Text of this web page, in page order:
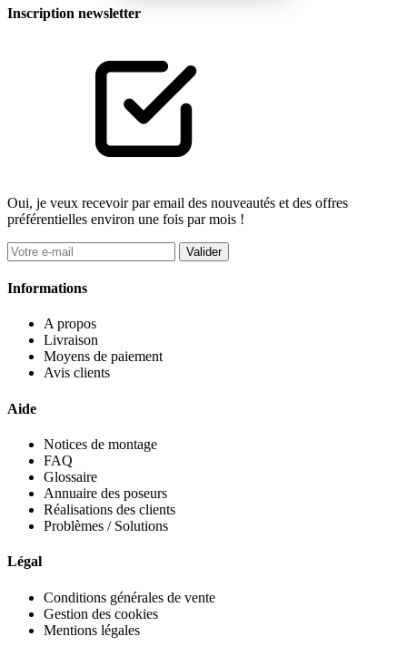
Inscription newsletter
Oui, je veux recevoir par email des nouveautés et des offres
préférentielles environ une fois par mois !
Valider
Informations
A propos
Livraison
Moyens de paiement
Avis clients
Aide
Notices de montage
FAQ
Glossaire
Annuaire des poseurs
Réalisations des clients
Problèmes / Solutions
Légal
Conditions générales de vente
Gestion des cookies
Mentions légales